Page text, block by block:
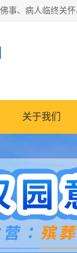
关于我们